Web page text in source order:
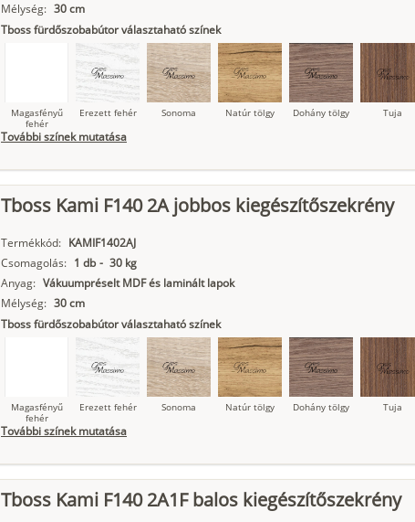
Matt fekete
Mélység: 30 cm
Tboss fürdőszobabútor választaható színek
Magasfényű
fehér
Erezett fehér Sonoma Natúr tölgy Dohány tölgy Tuja
Szupermatt
fehér
Lágy krém Kasmír Kőszürke Nádzöld Füstös zöld
Matt fekete
További színek mutatása
Tboss Kami F140 2A jobbos kiegészítőszekrény
Termékkód: KAMIF1402AJ
Csomagolás: 1 db - 30 kg
Anyag: Vákuumpréselt MDF és laminált lapok
Mélység: 30 cm
Tboss fürdőszobabútor választaható színek
Magasfényű
fehér
Erezett fehér Sonoma Natúr tölgy Dohány tölgy Tuja
Szupermatt
fehér
Lágy krém Kasmír Kőszürke Nádzöld Füstös zöld
További színek mutatása
Tboss Kami F140 2A1F balos kiegészítőszekrény